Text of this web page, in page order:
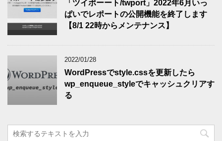
「ツイポーート/twport」2022年6月いっ
ぱいでレポートの公開機能を終了します
【8/1 22時からメンテナンス】
2022/01/28
WordPressでstyle.cssを更新したら
wp_enqueue_styleでキャッシュクリアす
る